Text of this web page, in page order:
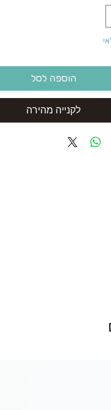
הוספה לסל
לקנייה מהירה